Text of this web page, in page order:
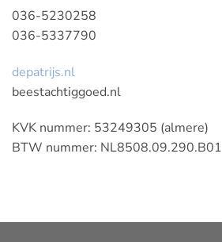
036-5230258
036-5337790
depatrijs.nl
beestachtiggoed.nl
KVK nummer: 53249305 (almere)
BTW nummer: NL8508.09.290.B01